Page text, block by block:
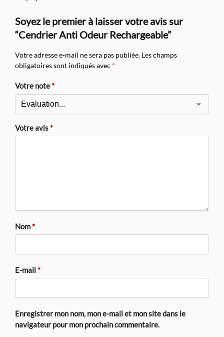
Soyez le premier à laisser votre avis sur
“Cendrier Anti Odeur Rechargeable”
Votre adresse e-mail ne sera pas publiée. Les champs
obligatoires sont indiqués avec *
Votre note*
Votre avis*
Nom*
E-mail*
Enregistrer mon nom, mon e-mail et mon site dans le
navigateur pour mon prochain commentaire.